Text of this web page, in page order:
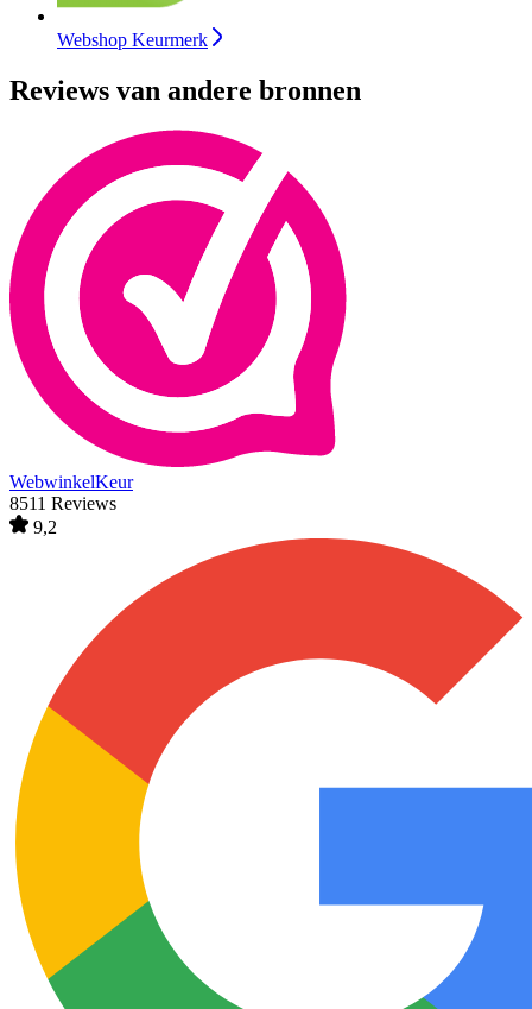
Webshop Keurmerk
Reviews van andere bronnen
WebwinkelKeur
8511 Reviews
9,2